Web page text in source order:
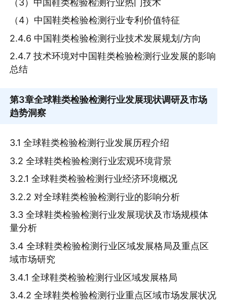
（3）中国鞋类检验检测行业热门技术
（4）中国鞋类检验检测行业专利价值特征
2.4.6 中国鞋类检验检测行业技术发展规划/方向
2.4.7 技术环境对中国鞋类检验检测行业发展的影响
总结
第3章全球鞋类检验检测行业发展现状调研及市场
趋势洞察
3.1 全球鞋类检验检测行业发展历程介绍
3.2 全球鞋类检验检测行业宏观环境背景
3.2.1 全球鞋类检验检测行业经济环境概况
3.2.2 对全球鞋类检验检测行业的影响分析
3.3 全球鞋类检验检测行业发展现状及市场规模体
量分析
3.4 全球鞋类检验检测行业区域发展格局及重点区
域市场研究
3.4.1 全球鞋类检验检测行业区域发展格局
3.4.2 全球鞋类检验检测行业重点区域市场发展状况